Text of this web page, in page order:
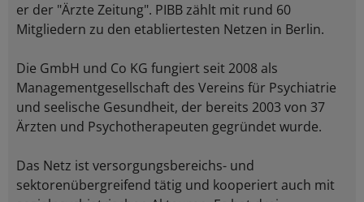
er der "Ärzte Zeitung". PIBB zählt mit rund 60
Mitgliedern zu den etabliertesten Netzen in Berlin.
Die GmbH und Co KG fungiert seit 2008 als
Managementgesellschaft des Vereins für Psychiatrie
und seelische Gesundheit, der bereits 2003 von 37
Ärzten und Psychotherapeuten gegründet wurde.
Das Netz ist versorgungsbereichs- und
sektorenübergreifend tätig und kooperiert auch mit